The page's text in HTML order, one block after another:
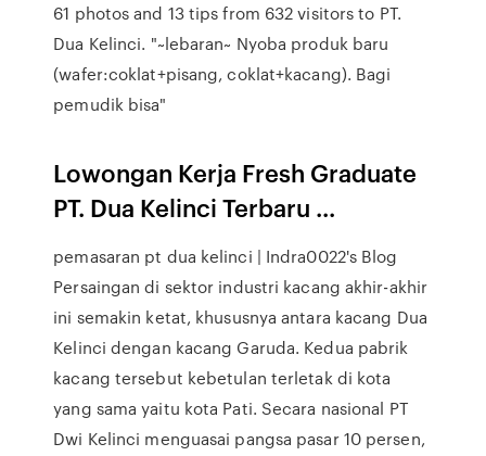
61 photos and 13 tips from 632 visitors to PT.
Dua Kelinci. "~lebaran~ Nyoba produk baru
(wafer:coklat+pisang, coklat+kacang). Bagi
pemudik bisa"
Lowongan Kerja Fresh Graduate
PT. Dua Kelinci Terbaru ...
pemasaran pt dua kelinci | Indra0022's Blog
Persaingan di sektor industri kacang akhir-akhir
ini semakin ketat, khususnya antara kacang Dua
Kelinci dengan kacang Garuda. Kedua pabrik
kacang tersebut kebetulan terletak di kota
yang sama yaitu kota Pati. Secara nasional PT
Dwi Kelinci menguasai pangsa pasar 10 persen,